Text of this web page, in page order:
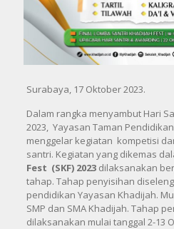
Surabaya, 17 Oktober 2023.
Dalam rangka menyambut Hari
2023, Yayasan Taman
menggelar kegiatan kompetisi
santri. Kegiatan yang dikemas
Fest (SKF) 2023dilaksanakan
tahap. Tahap penyisihan
pendidikan Yayasan Khadijah.
SMP dan SMA Khadijah. Tahap
dilaksanakan mulai tanggal 2-13